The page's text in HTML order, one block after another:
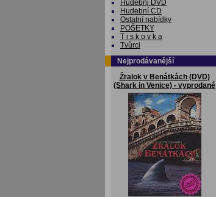
Hudebni DVD
Hudební CD
Ostatní nabídky
POŠETKY
T i s k o v k a
Tvůrci
Nejprodávanější
Žralok v Benátkách (DVD)
(Shark in Venice) - vyprodané